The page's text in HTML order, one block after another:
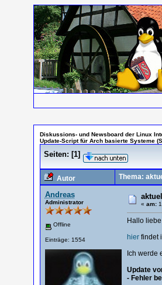
Diskussions- und Newsboard der Linux
Update-Script für Arch basierte Systeme
Seiten: [1]
Autor Thema:
Andreas
Administrator
Offline
Einträge: 1554
« am:
Hallo
hierfindet
Ich werde
Update
- Fehler